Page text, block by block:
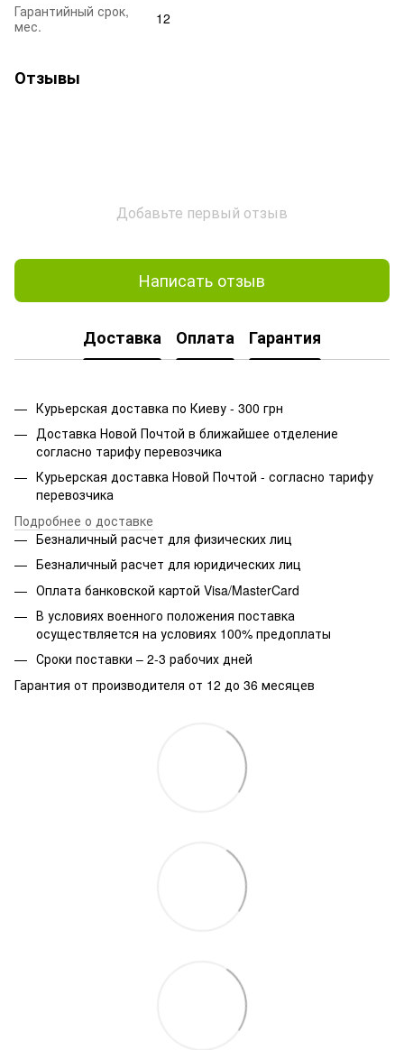
Гарантийный срок,
мес.
12
Отзывы
Добавьте первый отзыв
Написать отзыв
Доставка Оплата Гарантия
Курьерская доставка по Киеву - 300 грн
Доставка Новой Почтой в ближайшее отделение
согласно тарифу перевозчика
Курьерская доставка Новой Почтой - согласно тарифу
перевозчика
Подробнее о доставке
Безналичный расчет для физических лиц
Безналичный расчет для юридических лиц
Оплата банковской картой Visa/MasterCard
В условиях военного положения поставка
осуществляется на условиях 100% предоплаты
Сроки поставки – 2-3 рабочих дней
Гарантия от производителя от 12 до 36 месяцев